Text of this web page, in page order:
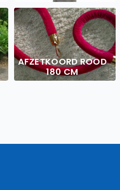
AFZETKOORD ROOD
180 CM